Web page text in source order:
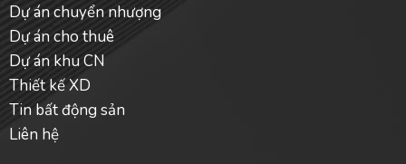
Dự án chuyển nhượng
Dự án cho thuê
Dự án khu CN
Thiết kế XD
Tin bất động sản
Liên hệ